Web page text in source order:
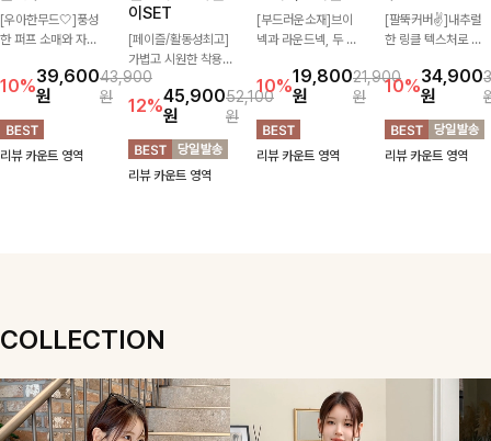
[우아한무드🤍]풍성
한 퍼프 소매와 자연
실루엣이 여성스러운
무드를 완성해주는 블
라우스 🤍 체형을 자
연스럽게 커버해주며
걸을 때마다 살랑이는
10%39,600
원
43,900
원
리뷰 카운트 영역
이SET
[페이즐/활동성최고]
가볍고 시원한 착용감
으로 여름 내내 부담
없이 즐기기 좋은 라
운드 니트 🤍 베이직
한 디자인으로 다양한
하의와 손쉽게 매치되
어 데일리하게 활용하
12%45,900
원
52,100
원
리뷰 카운트 영역
[부드러운소재]브이
넥과 라운드넥, 두 가
맞게 선택할 수 있는
활용도 높은 가디건
🤍 부드러운 착용감
과 베이직한 디자인으
로 단독은 물론 가볍
10%19,800
원
21,900
원
리뷰 카운트 영역
[팔뚝커버✌]내추럴
한 링클 텍스처로 분
블라우스🖤 브이넥
카라 디자인에 여유로
운 소매핏 더해져 여
리하면서도 시원한 무
드로 즐기기 좋아요-
10%34,900
원
리뷰 카운트 영역
COLLECTION